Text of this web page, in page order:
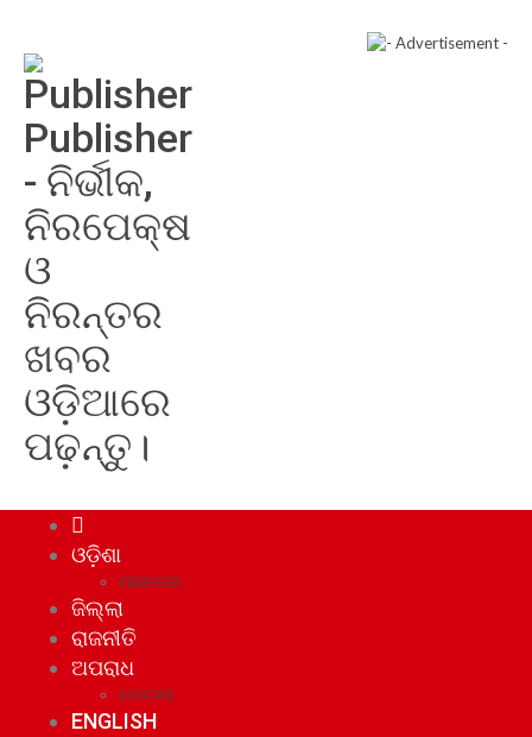
Publisher
- ନିର୍ଭୀକ,
ନିରପେକ୍ଷ
ଓ
ନିରନ୍ତର
ଖବର
ଓଡ଼ିଆରେ
ପଢ଼ନ୍ତୁ।
ଓଡ଼ିଶା
ମହାନଗର
ଜିଲ୍ଲା
ରାଜନୀତି
ଅପରାଧ
ଘୋଟାଲା
ENGLISH